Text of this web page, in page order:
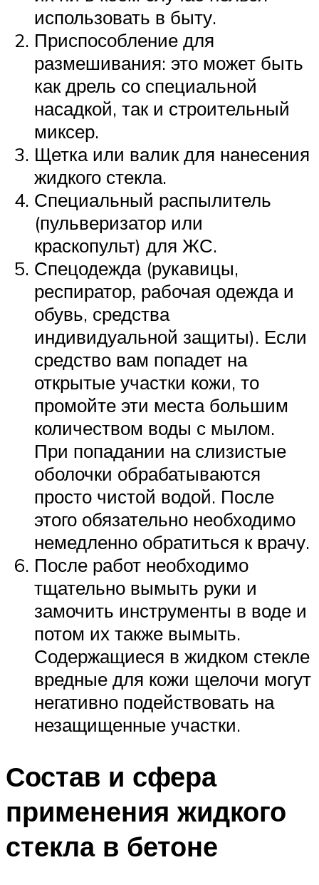
использовать в быту.
Приспособление для
размешивания: это может быть
как дрель со специальной
насадкой, так и строительный
миксер.
Щетка или валик для нанесения
жидкого стекла.
Специальный распылитель
(пульверизатор или
краскопульт) для ЖС.
Спецодежда (рукавицы,
респиратор, рабочая одежда и
обувь, средства
индивидуальной защиты). Если
средство вам попадет на
открытые участки кожи, то
промойте эти места большим
количеством воды с мылом.
При попадании на слизистые
оболочки обрабатываются
просто чистой водой. После
этого обязательно необходимо
немедленно обратиться к врачу.
После работ необходимо
тщательно вымыть руки и
замочить инструменты в воде и
потом их также вымыть.
Содержащиеся в жидком стекле
вредные для кожи щелочи могут
негативно подействовать на
незащищенные участки.
Состав и сфера
применения жидкого
стекла в бетоне